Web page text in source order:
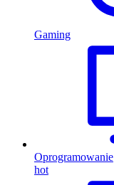
Gaming
Oprogramowanie
hot